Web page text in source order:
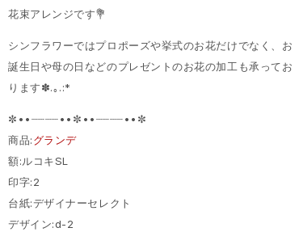
花束アレンジです💐
シンフラワーではプロポーズや挙式のお花だけでなく、お
誕生日や母の日などのプレゼントのお花の加工も承ってお
ります✽.｡.:*
✼••┈┈┈┈••✼••┈┈┈┈••✼
商品:グランデ
額:ルコキSL
印字:2
台紙:デザイナーセレクト
デザイン:d-2